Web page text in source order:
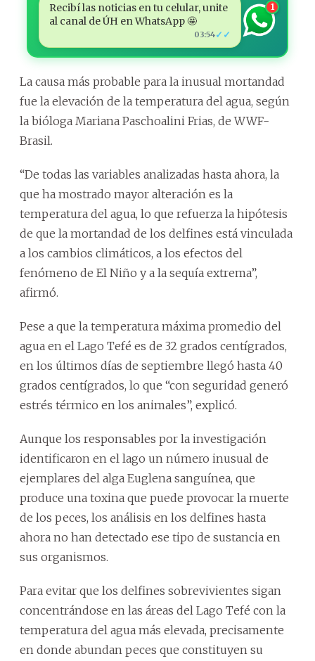
Recibí las noticias en tu celular, unite
al canal de ÚH en WhatsApp 🤩
03:54✓✓
1
La causa más probable para la inusual mortandad
fue la elevación de la temperatura del agua, según
la bióloga Mariana Paschoalini Frias, de WWF-
Brasil.
“De todas las variables analizadas hasta ahora, la
que ha mostrado mayor alteración es la
temperatura del agua, lo que refuerza la hipótesis
de que la mortandad de los delfines está vinculada
a los cambios climáticos, a los efectos del
fenómeno de El Niño y a la sequía extrema”,
afirmó.
Pese a que la temperatura máxima promedio del
agua en el Lago Tefé es de 32 grados centígrados,
en los últimos días de septiembre llegó hasta 40
grados centígrados, lo que “con seguridad generó
estrés térmico en los animales”, explicó.
Aunque los responsables por la investigación
identificaron en el lago un número inusual de
ejemplares del alga Euglena sanguínea, que
produce una toxina que puede provocar la muerte
de los peces, los análisis en los delfines hasta
ahora no han detectado ese tipo de sustancia en
sus organismos.
Para evitar que los delfines sobrevivientes sigan
concentrándose en las áreas del Lago Tefé con la
temperatura del agua más elevada, precisamente
en donde abundan peces que constituyen su